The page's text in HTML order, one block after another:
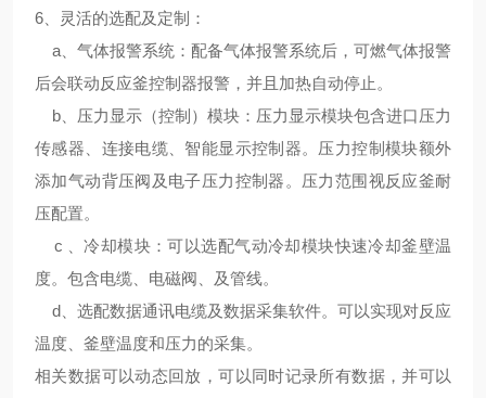
6、
灵活的选配及定制 ：
a、气体报警系统：配备气体报警系统后，可燃气体报警
后会联动反应釜控制器报警，并且加热自动停止。
b、压力显示（控制）模块：压力显示模块包含进口压力
传感器、连接电缆、智能显示控制器。压力控制模块额外
添加气动背压阀及电子压力控制器。压力范围视反应釜耐
压配置。
c 、冷却模块：可以选配气动冷却模块快速冷却釜壁温
度。包含电缆、电磁阀、及管线。
d、选配数据通讯电缆及数据采集软件。可以实现对反应
温度、釜壁温度和压力的采集。
相关数据可以动态回放，可以同时记录所有数据，并可以